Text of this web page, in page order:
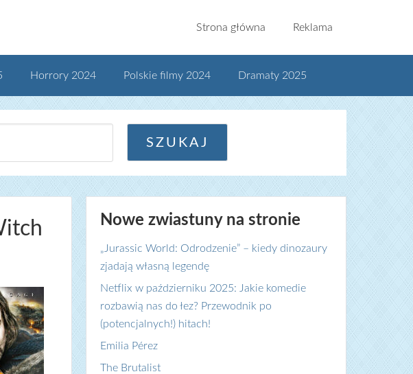
Strona główna Reklama
Horrory 2024 Polskie filmy 2024 Dramaty 2025
Nowe zwiastuny na stronie
„Jurassic World: Odrodzenie” – kiedy dinozaury
zjadają własną legendę
Netflix w październiku 2025: Jakie komedie
rozbawią nas do łez? Przewodnik po
(potencjalnych!) hitach!
Emilia Pérez
The Brutalist